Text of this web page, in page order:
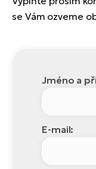
se Vám ozveme
Jméno a
E-mail: